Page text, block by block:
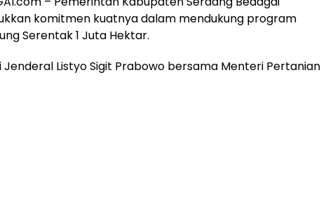
komitmen kuatnya dalam mendukung program
Serentak 1 Juta Hektar.
Jenderal Listyo Sigit Prabowo bersama Menteri Pertanian